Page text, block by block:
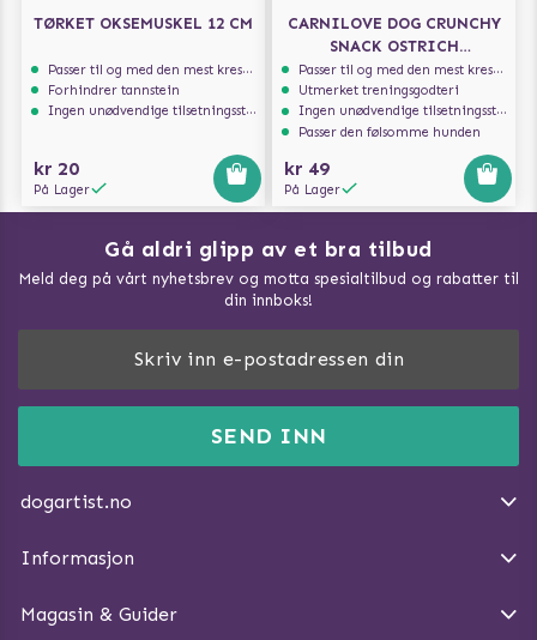
TØRKET OKSEMUSKEL 12 CM
Passer til og med den mest kresne hunden
Forhindrer tannstein
Ingen unødvendige tilsetningsstoffer
kr 20
På Lager
CARNILOVE DOG CRUNCHY
SNACK OSTRICH
BLACKBERRIES 200G
Passer til og med den mest kresne hunden
Utmerket treningsgodteri
Ingen unødvendige tilsetningsstoffer
Passer den følsomme hunden
kr 49
På Lager
Gå aldri glipp av et bra tilbud
Meld deg på vårt nyhetsbrev og motta spesialtilbud og rabatter til
din innboks!
SEND INN
dogartist.no
Dogartist.no eies og driftes av Purefun Org. nr: 918582711
E-post: info@doggie.no
Informasjon
Angre avtalen
Magasin & Guider
Slik måler du din hund
Tren Nose Work hjemme